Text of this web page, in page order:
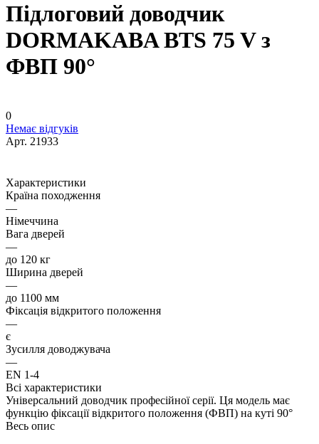
Підлоговий доводчик
DORMAKABA BTS 75 V з
ФВП 90°
0
Немає відгуків
Арт. 21933
Характеристики
Країна походження
—
Німеччина
Вага дверей
—
до 120 кг
Ширина дверей
—
до 1100 мм
Фіксація відкритого положення
—
є
Зусилля доводжувача
—
EN 1-4
Всі характеристики
Універсальний доводчик професійної серії. Ця модель має
функцію фіксації відкритого положення (ФВП) на куті 90°
Весь опис